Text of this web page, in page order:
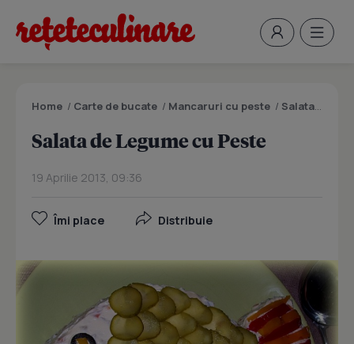
Home / Carte de bucate / Mancaruri cu peste / Salata de Legume cu Peste
Salata de Legume cu Peste
19 Aprilie 2013, 09:36
Îmi place Distribuie